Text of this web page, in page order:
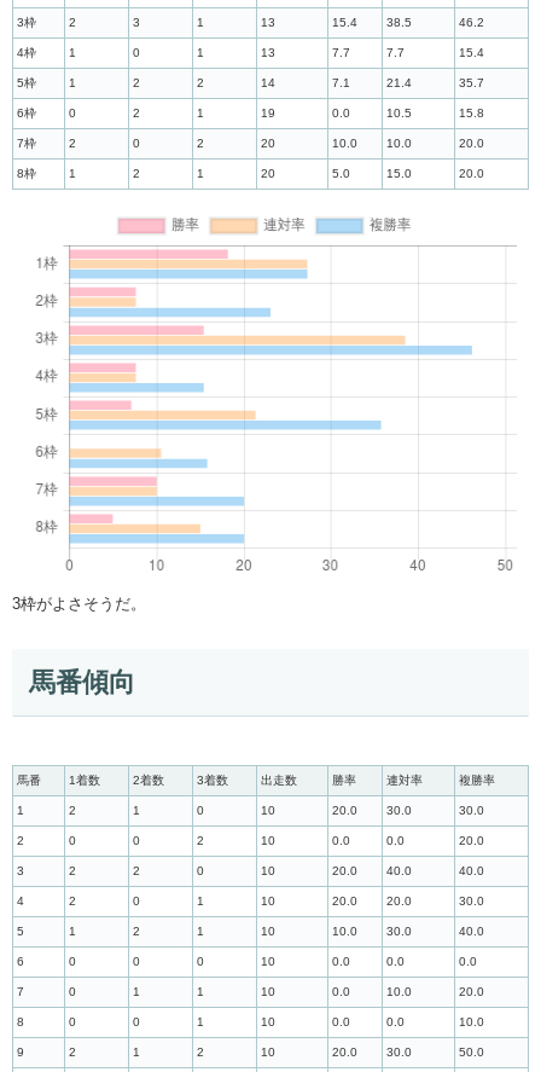
3枠 2 3 1 13 15.4 38.5 46.2
4枠 1 0 1 13 7.7 7.7 15.4
5枠 1 2 2 14 7.1 21.4 35.7
6枠 0 2 1 19 0.0 10.5 15.8
7枠 2 0 2 20 10.0 10.0 20.0
8枠 1 2 1 20 5.0 15.0 20.0
3枠がよさそうだ。
馬番傾向
馬番 1着数 2着数 3着数 出走数 勝率 連対率 複勝率
1 2 1 0 10 20.0 30.0 30.0
2 0 0 2 10 0.0 0.0 20.0
3 2 2 0 10 20.0 40.0 40.0
4 2 0 1 10 20.0 20.0 30.0
5 1 2 1 10 10.0 30.0 40.0
6 0 0 0 10 0.0 0.0 0.0
7 0 1 1 10 0.0 10.0 20.0
8 0 0 1 10 0.0 0.0 10.0
9 2 1 2 10 20.0 30.0 50.0